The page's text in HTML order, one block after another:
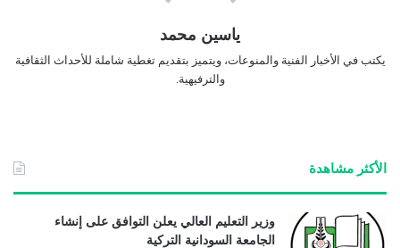
ياسين محمد
يكتب في الأخبار الفنية والمنوعات، ويتميز بتقديم تغطية شاملة للأحداث الثقافية
والترفيهية.
الأكثر مشاهدة
وزير التعليم العالي يعلن التوافق على إنشاء
الجامعة السودانية التركية